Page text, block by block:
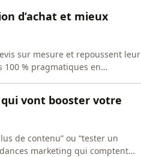
d’achat et mieux
sur mesure et repoussent leur
100 % pragmatiques en
qui vont booster votre
de contenu” ou “tester un
marketing qui comptent